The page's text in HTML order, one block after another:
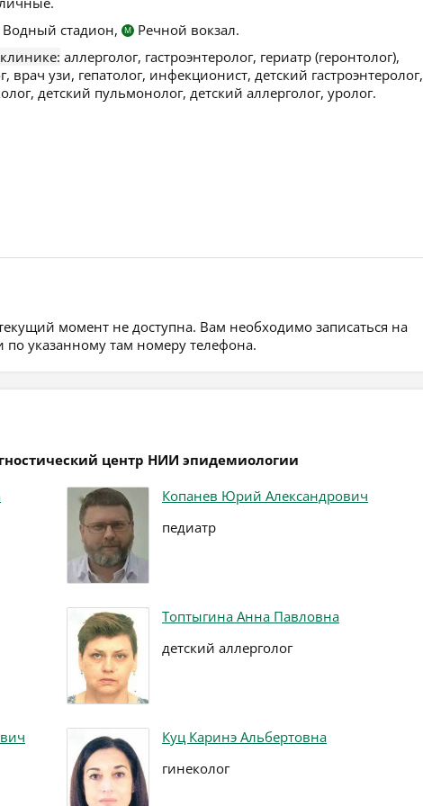
Водный стадион,
М
Речной вокзал.
аллерголог, гастроэнтеролог, гериатр (геронтолог),
узи, гепатолог, инфекционист, детский гастроэнтеролог,
детский пульмонолог, детский аллерголог, уролог.
момент не доступна. Вам необходимо записаться на
указанному там номеру телефона.
центр НИИ эпидемиологии
Копанев Юрий Александрович
педиатр
Топтыгина Анна Павловна
детский аллерголог
Куц Каринэ Альбертовна
гинеколог